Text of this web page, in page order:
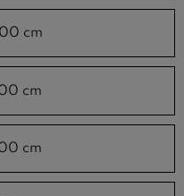
spánku, ale také
cm
cm
cm